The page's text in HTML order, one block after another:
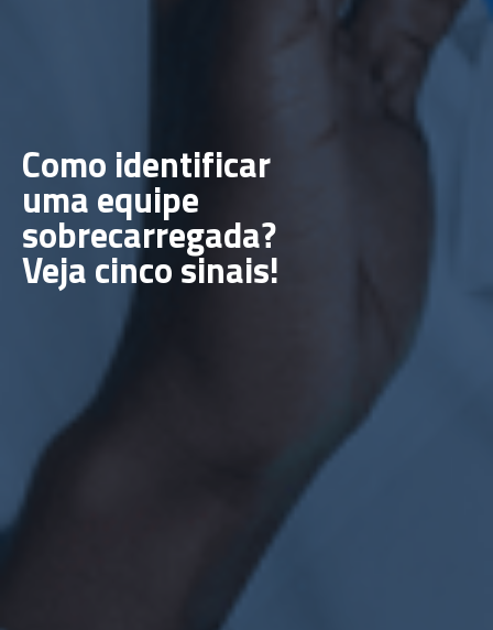
Como identificar
uma equipe
sobrecarregada?
Veja cinco sinais!